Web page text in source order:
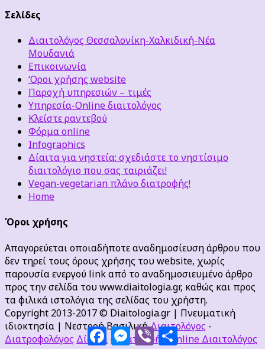
Σελίδες
Διαιτολόγος Θεσσαλονίκη-Χαλκιδική-Νέα
Μουδανιά
Επικοινωνία
‘Οροι χρήσης website
Παροχή υπηρεσιών – τιμές
Υπηρεσία-Online διαιτολόγος
Κλείστε ραντεβού
Φόρμα online
Infographics
Δίαιτα για νηστεία: σχεδιάστε το νηστίσιμο
διαιτολόγιο που σας ταιριάζει!
Vegan-vegetarian πλάνο διατροφής!
Home
Όροι χρήσης
Απαγορεύεται οποιαδήποτε αναδημοσίευση άρθρου που
δεν τηρεί τους όρους χρήσης του website, χωρίς
παρουσία ενεργού link από το αναδημοσιευμένο άρθρο
προς την σελίδα του www.diaitologia.gr, καθώς και προς
τα φιλικά ιστολόγια της σελίδας του χρήστη.
Copyright 2013-2017 © Diaitologia.gr | Πνευματική
ιδιοκτησία | Νεστορή ΒασιλικήΔιαιτολόγος -
Διατροφολόγος Δίαιτα -Διατροφή -Online Διαιτολόγος
FacebookMessenger
ViberΜοιραστείτε